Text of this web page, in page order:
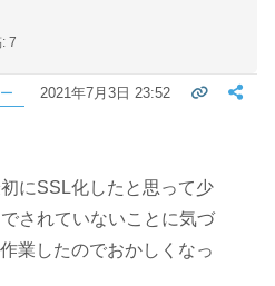
7
2021年7月3日 23:52
にSSL化したと思って少
されていないことに気づ
業したのでおかしくなっ